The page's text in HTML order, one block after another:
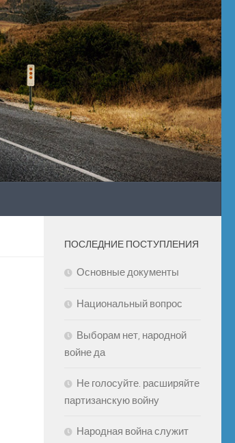
ПОСЛЕДНИЕ ПОСТУПЛЕНИЯ
Основные документы
Национальный вопрос
Выборам нет, народной
войне да
Не голосуйте. расширяйте
партизанскую войну
Народная война служит